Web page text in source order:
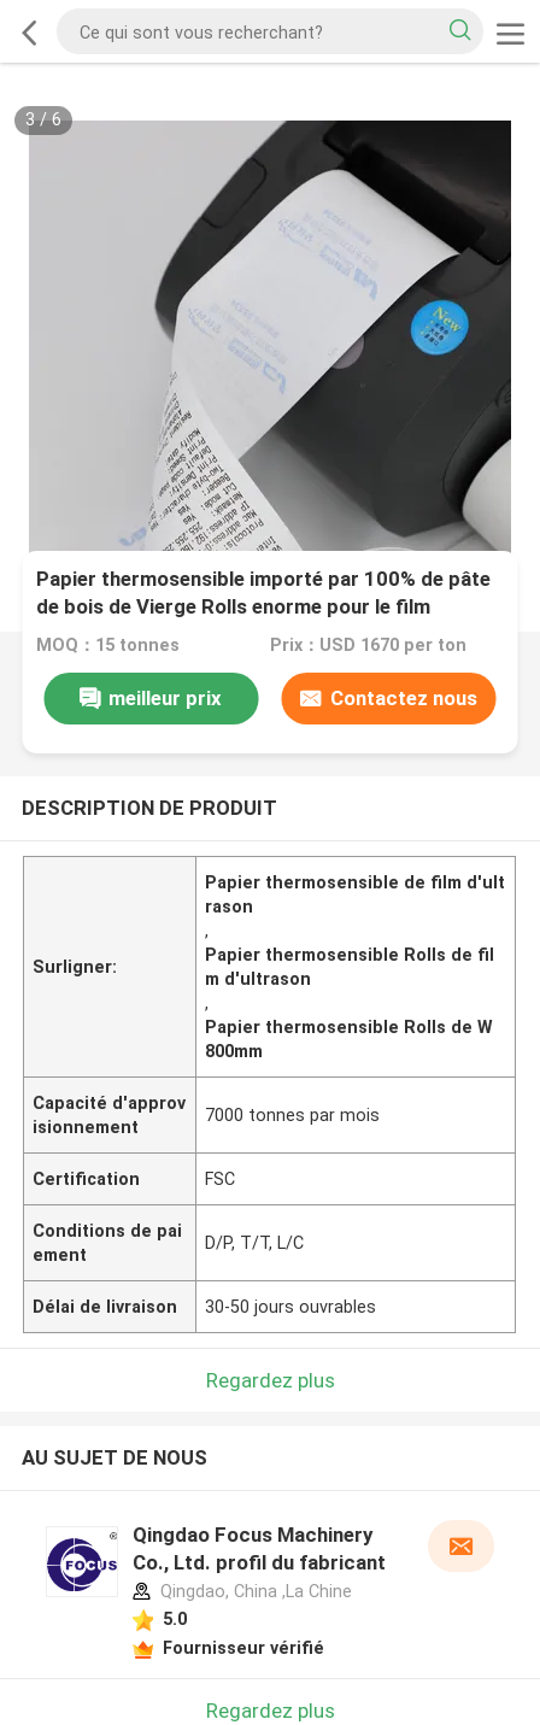
Nous vous rappellerons bientôt!
3/6
Papier thermosensible importé par 100% de pâte
de bois de Vierge Rolls enorme pour le film
d'ultrason
MOQ：15 tonnes Prix：USD 1670 per ton
meilleur prix Contactez nous
DESCRIPTION DE PRODUIT
Surligner:
Papier thermosensible de film d'ult
rason
,
Papier thermosensible Rolls de fil
m d'ultrason
,
Papier thermosensible Rolls de W
800mm
Capacité d'approv
isionnement
7000 tonnes par mois
Certification FSC
Conditions de pai
ement
D/P, T/T, L/C
Délai de livraison 30-50 jours ouvrables
Regardez plus
AU SUJET DE NOUS
Qingdao Focus Machinery
Co., Ltd. profil du fabricant
Qingdao, China ,La Chine
5.0
Fournisseur vérifié
Regardez plus